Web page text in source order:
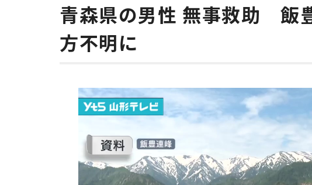
青森県の男性 無事救助 飯
方不明に